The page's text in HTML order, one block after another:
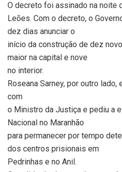
O decreto foi assinado na noite
Leões. Com o decreto, o
dez dias anunciar o
início da construção de dez
maior na capital e nove
no interior.
Roseana Sarney, por outro
com
o Ministro da Justiça e pediu a
Nacional no Maranhão
para permanecer por tempo
dos centros prisionais em
Pedrinhas e no Anil.